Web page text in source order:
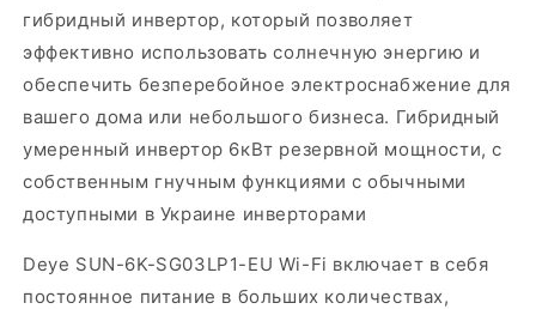
гибридный инвертор, который позволяет
эффективно использовать солнечную энергию и
обеспечить безперебойное электроснабжение для
вашего дома или небольшого бизнеса. Гибридный
умеренный инвертор 6кВт резервной мощности, с
собственным гнучным функциями с обычными
доступными в Украине инверторами
Deye SUN-6K-SG03LP1-EU Wi-Fi включает в себя
постоянное питание в больших количествах,